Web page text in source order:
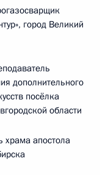
город Великий
дополнительного
посёлка
области
апостола